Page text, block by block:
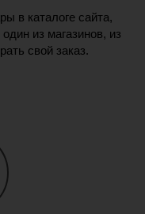
в каталоге сайта,
из магазинов, из
свой заказ.